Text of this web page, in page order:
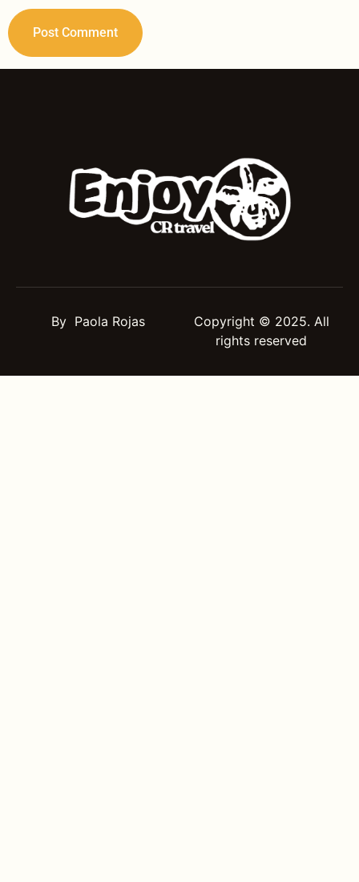
By Paola Rojas
Copyright © 2025. All
rights reserved